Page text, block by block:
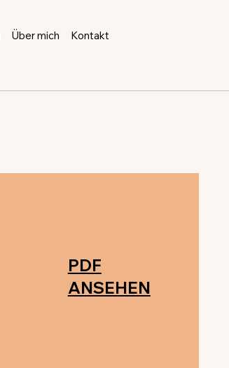
Über mich Kontakt
PDF
ANSEHEN